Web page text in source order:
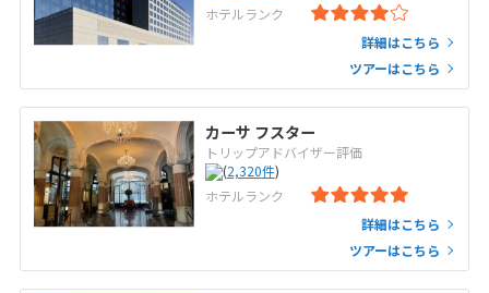
ホテルランク
詳細はこちら
ツアーはこちら
カーサ フスター
トリップアドバイザー評価
(2,320件)
ホテルランク
詳細はこちら
ツアーはこちら